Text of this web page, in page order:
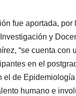
fue aportada, por
y
“se cuenta con
en el
el de
humano e